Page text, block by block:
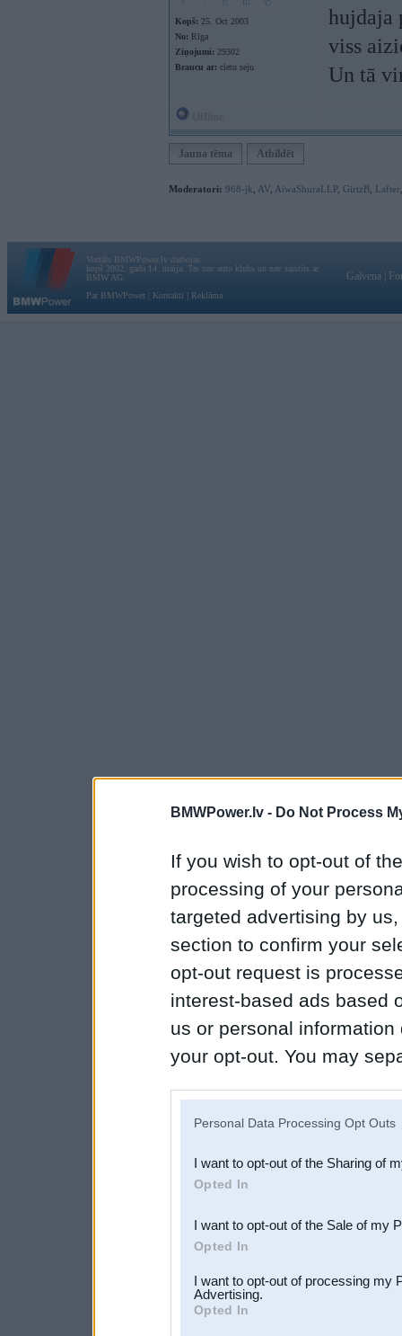
BMWPower.lv - Do Not Process
If you wish to opt-out of
processing of your
targeted advertising by
section to confirm your
opt-out request is
interest-based ads based
us or personal
your opt-out. You may
Downstream Participants
third parties.
Personal Data Processing Opt Outs
I want to opt-out of the Sharing of
Opted In
I want to opt-out of the Sale of my
Opted In
I want to opt-out of processing my
Advertising.
Opted In
Kopš: 25. Oct 2003
No: Rīga
Ziņojumi: 29302
Braucu ar: cietu seju
hujdaja
viss
Un tā
Jauna tēma Atbildēt
Moderatori: 968-jk AV AiwaShuraLLP, GirtzB Lafter
Vortāls BMWPower.lv darbojas
kopš 2002. gada 14. maija. Tas nav auto klubs un nav saistīts ar
BMW AG.
Par BMWPower
Kontakti Reklāma
Galvena